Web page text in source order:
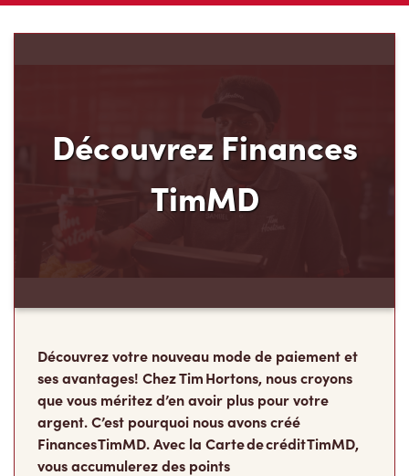
Découvrez Finances
TimMD
Découvrez votre nouveau mode de paiement et
ses avantages! Chez Tim Hortons, nous croyons
que vous méritez d’en avoir plus pour votre
argent. C’est pourquoi nous avons créé
Finances TimMD. Avec la Carte de crédit TimMD,
vous accumulerez des points